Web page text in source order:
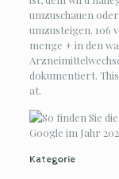
umzuschauen
umzusteigen. 106
menge + in den
dokumentiert.
at.
Kategorie